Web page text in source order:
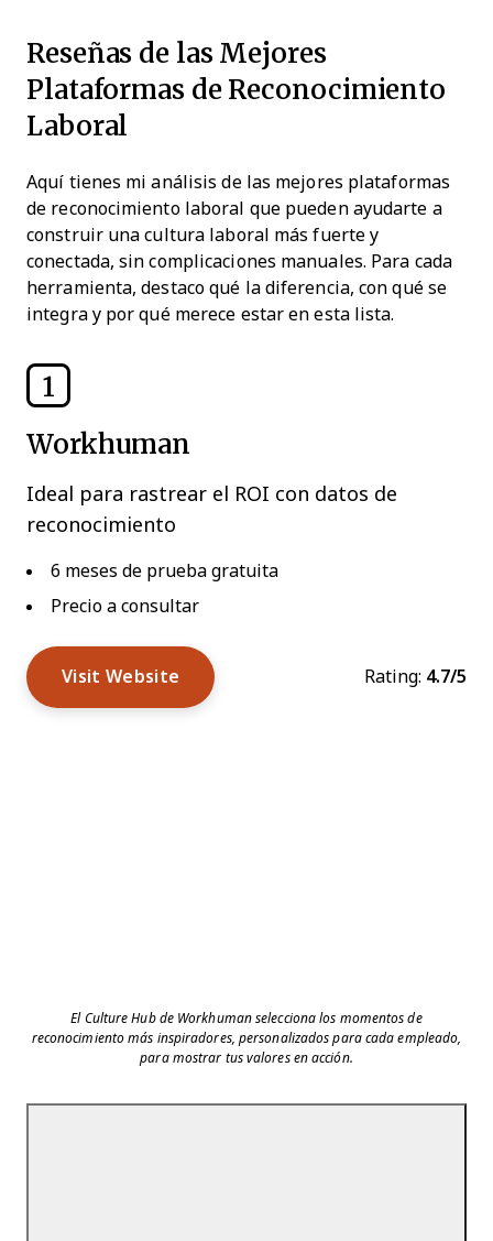
Reseñas de las Mejores
Plataformas de Reconocimiento
Laboral
Aquí tienes mi análisis de las mejores plataformas
de reconocimiento laboral que pueden ayudarte a
construir una cultura laboral más fuerte y
conectada, sin complicaciones manuales. Para cada
herramienta, destaco qué la diferencia, con qué se
integra y por qué merece estar en esta lista.
1
Workhuman
Ideal para rastrear el ROI con datos de
reconocimiento
6 meses de prueba gratuita
Precio a consultar
Visit Website Rating: 4.7/5
El Culture Hub de Workhuman selecciona los momentos de
reconocimiento más inspiradores, personalizados para cada empleado,
para mostrar tus valores en acción.